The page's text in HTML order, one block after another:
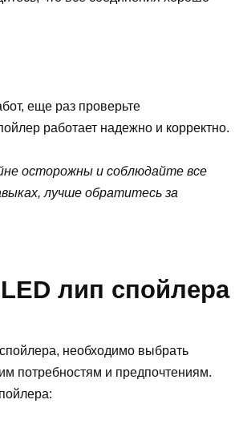
еще раз проверьте
работает надежно и корректно.
осторожны и соблюдайте все
лучше обратитесь за
лип спойлера
необходимо выбрать
потребностям и предпочтениям.